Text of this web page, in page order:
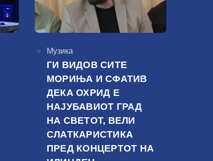
КАтегорија
Музика
ГИ ВИДОВ СИТЕ
МОРИЊА И СФАТИВ
ДЕКА ОХРИД Е
НАЈУБАВИОТ ГРАД
НА СВЕТОТ, ВЕЛИ
СЛАТКАРИСТИКА
ПРЕД КОНЦЕРТОТ НА